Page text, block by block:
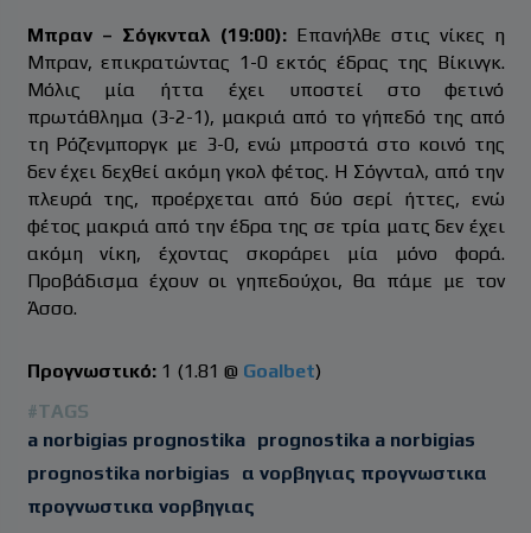
Μπραν – Σόγκνταλ (19:00):Επανήλθε στις νίκες η
Μπραν, επικρατώντας 1-0 εκτός έδρας της Βίκινγκ.
Μόλις μία ήττα έχει υποστεί στο φετινό
πρωτάθλημα (3-2-1), μακριά από το γήπεδό της από
τη Ρόζενμποργκ με 3-0, ενώ μπροστά στο κοινό της
δεν έχει δεχθεί ακόμη γκολ φέτος. Η Σόγνταλ, από την
πλευρά της, προέρχεται από δύο σερί ήττες, ενώ
φέτος μακριά από την έδρα της σε τρία ματς δεν έχει
ακόμη νίκη, έχοντας σκοράρει μία μόνο φορά.
Προβάδισμα έχουν οι γηπεδούχοι, θα πάμε με τον
Άσσο.
Προγνωστικό:1 (1.81 @ Goalbet)
#TAGS
a norbigias prognostika
prognostika a norbigias
prognostika norbigias
α νορβηγιας προγνωστικα
προγνωστικα νορβηγιας